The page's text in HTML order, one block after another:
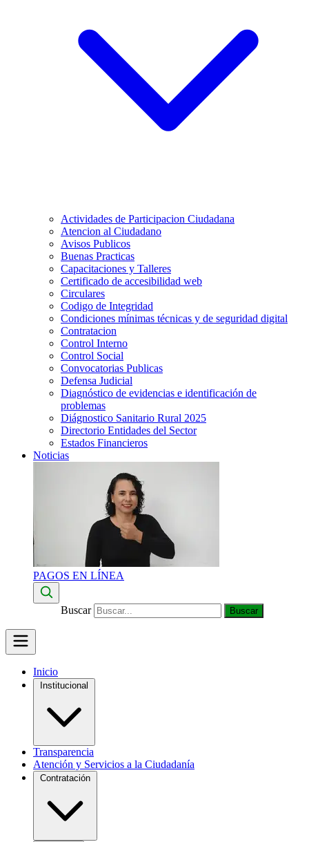
Actividades de Participacion Ciudadana
Atencion al Ciudadano
Avisos Publicos
Buenas Practicas
Capacitaciones y Talleres
Certificado de accesibilidad web
Circulares
Codigo de Integridad
Condiciones mínimas técnicas y de seguridad digital
Contratacion
Control Interno
Control Social
Convocatorias Publicas
Defensa Judicial
Diagnóstico de evidencias e identificación de
problemas
Diágnostico Sanitario Rural 2025
Directorio Entidades del Sector
Estados Financieros
Noticias
PAGOS EN LÍNEA
Buscar Buscar
Inicio
Institucional
Transparencia
Atención y Servicios a la Ciudadanía
Contratación